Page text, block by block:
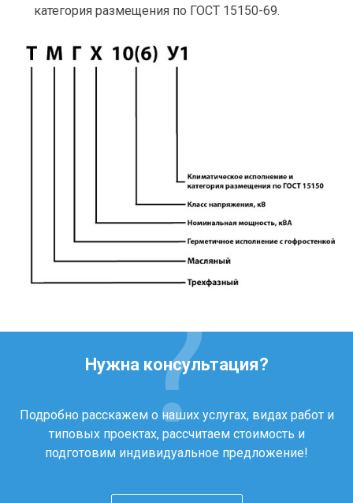
категория размещения по ГОСТ 15150-69.
Нужна консультация?
Подробно расскажем о наших услугах, видах работ и
типовых проектах, рассчитаем стоимость и
подготовим индивидуальное предложение!